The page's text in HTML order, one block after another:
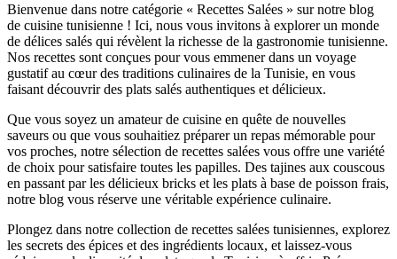
Bienvenue dans notre catégorie « Recettes Salées » sur notre blog
de cuisine tunisienne ! Ici, nous vous invitons à explorer un monde
de délices salés qui révèlent la richesse de la gastronomie tunisienne.
Nos recettes sont conçues pour vous emmener dans un voyage
gustatif au cœur des traditions culinaires de la Tunisie, en vous
faisant découvrir des plats salés authentiques et délicieux.
Que vous soyez un amateur de cuisine en quête de nouvelles
saveurs ou que vous souhaitiez préparer un repas mémorable pour
vos proches, notre sélection de recettes salées vous offre une variété
de choix pour satisfaire toutes les papilles. Des tajines aux couscous
en passant par les délicieux bricks et les plats à base de poisson frais,
notre blog vous réserve une véritable expérience culinaire.
Plongez dans notre collection de recettes salées tunisiennes, explorez
les secrets des épices et des ingrédients locaux, et laissez-vous